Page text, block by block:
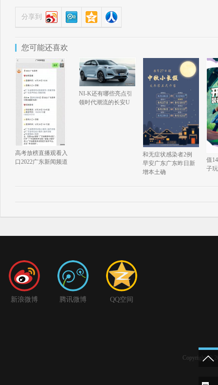
分享到
您可能还喜欢
高考放榜直播观看入
口2022广东新闻频道
NI-K还有哪些亮点引
领时代潮流的长安U
和无症状感染者2例
早安广东广东昨日新
增本土确
值
子
新浪微博 腾讯微博 QQ空间
Copyright @